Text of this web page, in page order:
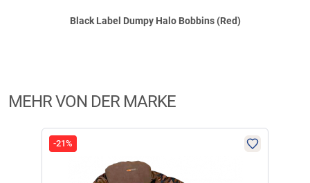
Black Label Dumpy Halo Bobbins (Red)
MEHR VON DER MARKE
-21%